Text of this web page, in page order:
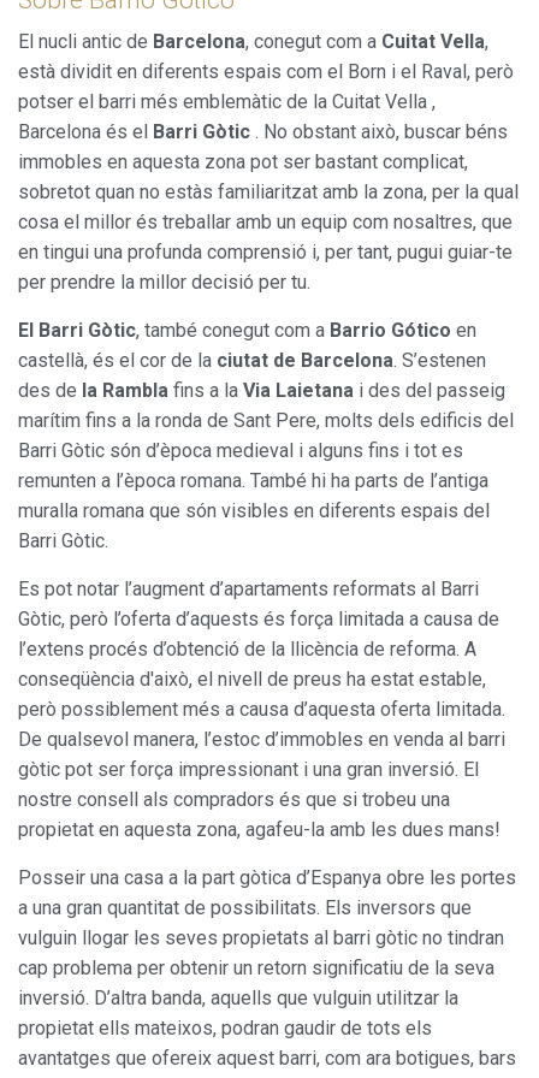
El nucli antic de Barcelona, conegut com a Cuitat Vella,
està dividit en diferents espais com el Born i el Raval, però
potser el barri més emblemàtic de la Cuitat Vella ,
Barcelona és el Barri Gòtic . No obstant això, buscar béns
immobles en aquesta zona pot ser bastant complicat,
sobretot quan no estàs familiaritzat amb la zona, per la qual
cosa el millor és treballar amb un equip com nosaltres, que
en tingui una profunda comprensió i, per tant, pugui guiar-te
per prendre la millor decisió per tu.
El Barri Gòtic, també conegut com a Barrio Gótico en
castellà, és el cor de la ciutat de Barcelona. S’estenen
des de la Rambla fins a la Via Laietana i des del passeig
marítim fins a la ronda de Sant Pere, molts dels edificis del
Barri Gòtic són d’època medieval i alguns fins i tot es
remunten a l’època romana. També hi ha parts de l’antiga
muralla romana que són visibles en diferents espais del
Barri Gòtic.
Es pot notar l’augment d’apartaments reformats al Barri
Gòtic, però l’oferta d’aquests és força limitada a causa de
l’extens procés d’obtenció de la llicència de reforma. A
conseqüència d'això, el nivell de preus ha estat estable,
però possiblement més a causa d’aquesta oferta limitada.
De qualsevol manera, l’estoc d’immobles en venda al barri
gòtic pot ser força impressionant i una gran inversió. El
nostre consell als compradors és que si trobeu una
propietat en aquesta zona, agafeu-la amb les dues mans!
Posseir una casa a la part gòtica d’Espanya obre les portes
a una gran quantitat de possibilitats. Els inversors que
vulguin llogar les seves propietats al barri gòtic no tindran
cap problema per obtenir un retorn significatiu de la seva
inversió. D’altra banda, aquells que vulguin utilitzar la
propietat ells mateixos, podran gaudir de tots els
avantatges que ofereix aquest barri, com ara botigues, bars